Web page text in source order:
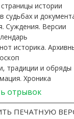
истории
судьбах и
Суждения. Версии
историка.
традиции и обряды
Хроника
отрывок
ПЕЧАТНУЮ